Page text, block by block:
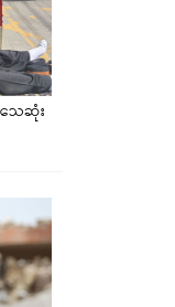
ေဆုံး